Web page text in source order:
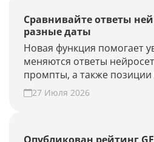
Сравнивайте ответы
разные даты
Новая функция помогает
меняются ответы
промпты, а также позиции
выдаче.
27 Июля 2026